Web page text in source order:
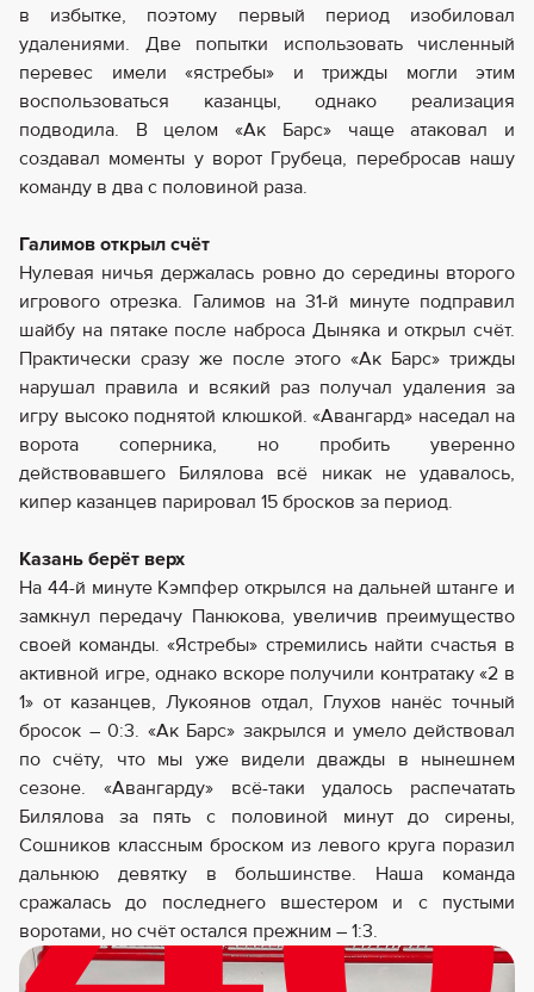
в избытке, поэтому первый период изобиловал
удалениями. Две попытки использовать численный
перевес имели «ястребы» и трижды могли этим
воспользоваться казанцы, однако реализация
подводила. В целом «Ак Барс» чаще атаковал и
создавал моменты у ворот Грубеца, перебросав нашу
команду в два с половиной раза.
Галимов открыл счёт
Нулевая ничья держалась ровно до середины второго
игрового отрезка. Галимов на 31-й минуте подправил
шайбу на пятаке после наброса Дыняка и открыл счёт.
Практически сразу же после этого «Ак Барс» трижды
нарушал правила и всякий раз получал удаления за
игру высоко поднятой клюшкой. «Авангард» наседал на
ворота соперника, но пробить уверенно
действовавшего Билялова всё никак не удавалось,
кипер казанцев парировал 15 бросков за период.
Казань берёт верх
На 44-й минуте Кэмпфер открылся на дальней штанге и
замкнул передачу Панюкова, увеличив преимущество
своей команды. «Ястребы» стремились найти счастья в
активной игре, однако вскоре получили контратаку «2 в
1» от казанцев, Лукоянов отдал, Глухов нанёс точный
бросок – 0:3. «Ак Барс» закрылся и умело действовал
по счёту, что мы уже видели дважды в нынешнем
сезоне. «Авангарду» всё-таки удалось распечатать
Билялова за пять с половиной минут до сирены,
Сошников классным броском из левого круга поразил
дальнюю девятку в большинстве. Наша команда
сражалась до последнего вшестером и с пустыми
воротами, но счёт остался прежним – 1:3.